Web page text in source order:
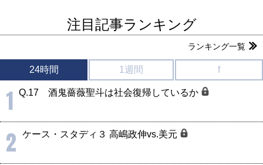
注目記事ランキング
ランキング一覧
24時間 1週間 f
1 Q.17 酒鬼薔薇聖斗は社会復帰しているか
2 ケース・スタディ３ 高嶋政伸vs.美元